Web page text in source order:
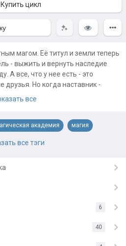
Купить цикл
магом. Её титул и земли теперь
- выжить и вернуть наследие
А все, что у нее есть - это
друзья. Но когда наставник -
все
академия магия
тайны прошлого
все тэги
1.03.21
4.03.21
14.03.21
6
40